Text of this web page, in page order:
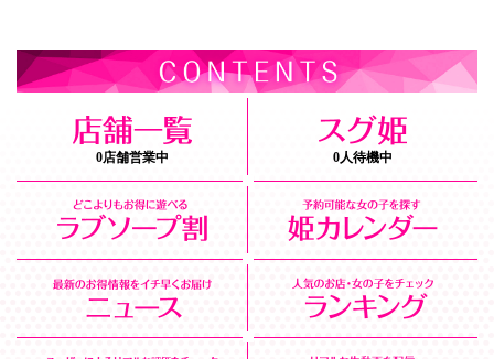
0店舗営業中 0人待機中